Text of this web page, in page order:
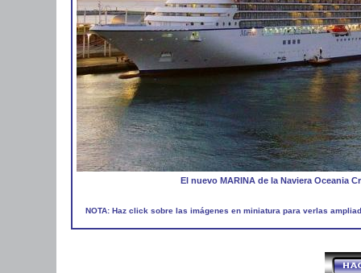
El nuevo MARINA de la Naviera Oceania
NOTA: Haz click sobre las imágenes en miniatura para verlas